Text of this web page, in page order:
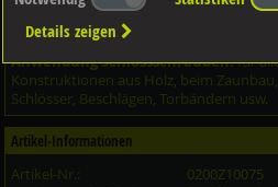
Anwendung Schlossschrauben:für
Konstruktionen aus Holz, beim
Schlösser, Beschlägen, Torbändern usw.
Artikel-Informationen
Artikel-Nr.:
0200Z10075
Details zeigen